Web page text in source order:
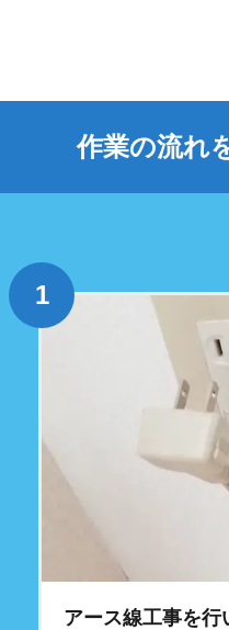
作業の流れ
アース線工事を行